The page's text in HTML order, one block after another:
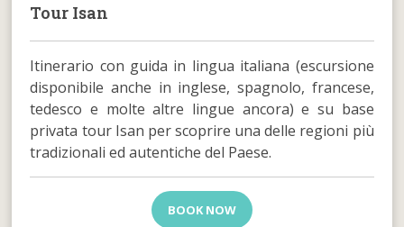
Tour Isan
Itinerario con guida in lingua italiana (escursione
disponibile anche in inglese, spagnolo, francese,
tedesco e molte altre lingue ancora) e su base
privata tour Isan per scoprire una delle regioni più
tradizionali ed autentiche del Paese.
BOOK NOW